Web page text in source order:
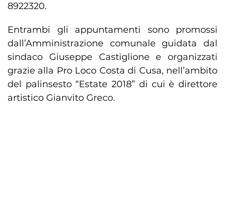
8922320.
Entrambi gli appuntamenti sono promossi
dall’Amministrazione comunale guidata dal
sindaco Giuseppe Castiglione e organizzati
grazie alla Pro Loco Costa di Cusa, nell’ambito
del palinsesto “Estate 2018” di cui è direttore
artistico Gianvito Greco.